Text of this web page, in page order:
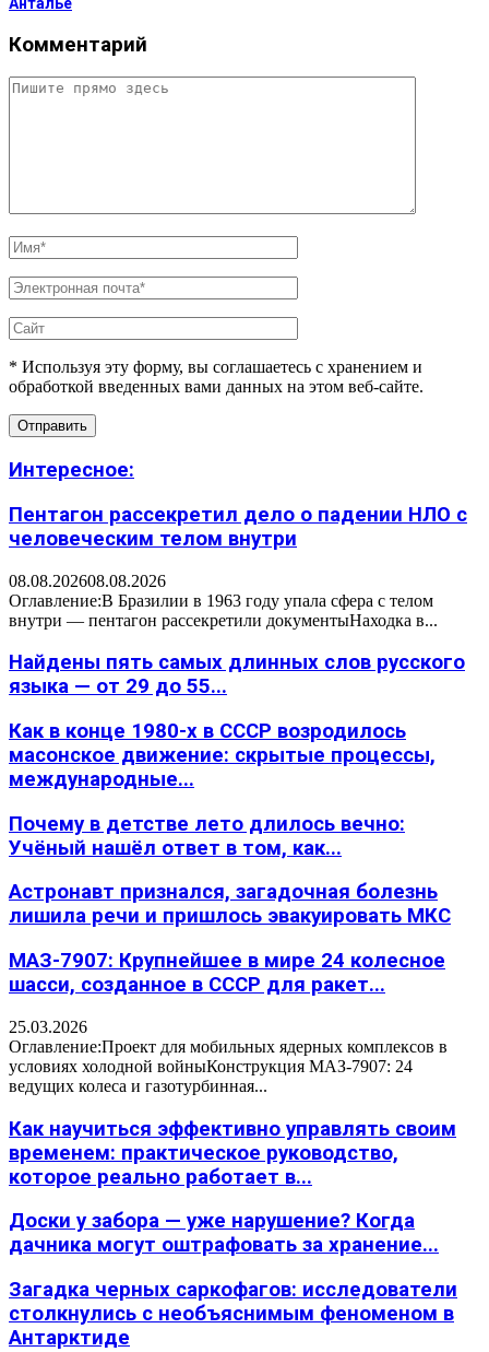
Комментарий
* Используя эту форму, вы соглашаетесь с хранением и
обработкой введенных вами данных на этом веб-сайте.
Интересное:
Пентагон рассекретил дело о падении НЛО с
человеческим телом внутри
08.08.202608.08.2026
Оглавление:В Бразилии в 1963 году упала сфера с телом
внутри — пентагон рассекретили документыНаходка в...
Найдены пять самых длинных слов русского
языка — от 29 до 55...
Как в конце 1980-х в СССР возродилось
масонское движение: скрытые процессы,
международные...
Почему в детстве лето длилось вечно:
Учёный нашёл ответ в том, как...
Астронавт признался, загадочная болезнь
лишила речи и пришлось эвакуировать МКС
МАЗ-7907: Крупнейшее в мире 24 колесное
шасси, созданное в СССР для ракет...
25.03.2026
Оглавление:Проект для мобильных ядерных комплексов в
условиях холодной войныКонструкция МАЗ-7907: 24
ведущих колеса и газотурбинная...
Как научиться эффективно управлять своим
временем: практическое руководство,
которое реально работает в...
Доски у забора — уже нарушение? Когда
дачника могут оштрафовать за хранение...
Загадка черных саркофагов: исследователи
столкнулись с необъяснимым феноменом в
Антарктиде